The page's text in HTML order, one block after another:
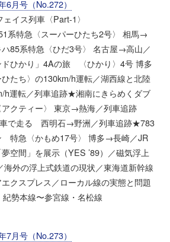
6月号（No.272）
イス列車〈Part-1〉
系特急〈スーパーひたち2号〉 相馬→
85系特急〈ひだ3号〉 名古屋→高山／
ひかり」4Aの旅 〈ひかり〉4号 博多
たち〉の130km/h運転／湖西線と北陸
h運転／列車追跡★湘南にきらめくダブ
クティー〉 東京→熱海／列車追跡
で走る 西明石→野洲／列車追跡★783
特急〈かもめ17号〉 博多→長崎／JR
空間」を展示（YES ’89）／磁気浮上
海外の浮上式鉄道の現状／東海道新幹線
クスプレス／ローカル線の実態と問題
勢本線〜参宮線・名松線
7月号（No.273）